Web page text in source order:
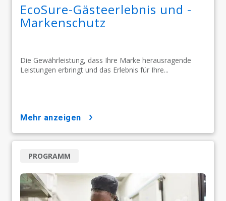
EcoSure-Gästeerlebnis und -
Markenschutz​​​​​​​
Die Gewährleistung, dass Ihre Marke herausragende
Leistungen erbringt und das Erlebnis für Ihre...
mehr anzeigen
PROGRAMM